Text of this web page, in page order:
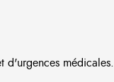
d'urgences médicales.